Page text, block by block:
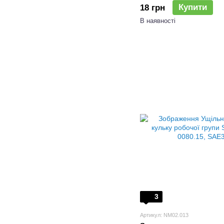
18 грн
Купити
В наявності
3
Артикул: NM02.013